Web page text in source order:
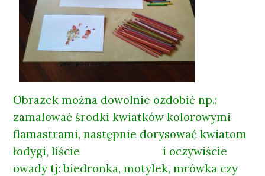
Obrazek można dowolnie ozdobić np.:
zamalować środki kwiatków kolorowymi
flamastrami, następnie dorysować kwiatom
łodygi, liście i oczywiście
owady tj: biedronka, motylek, mrówka czy